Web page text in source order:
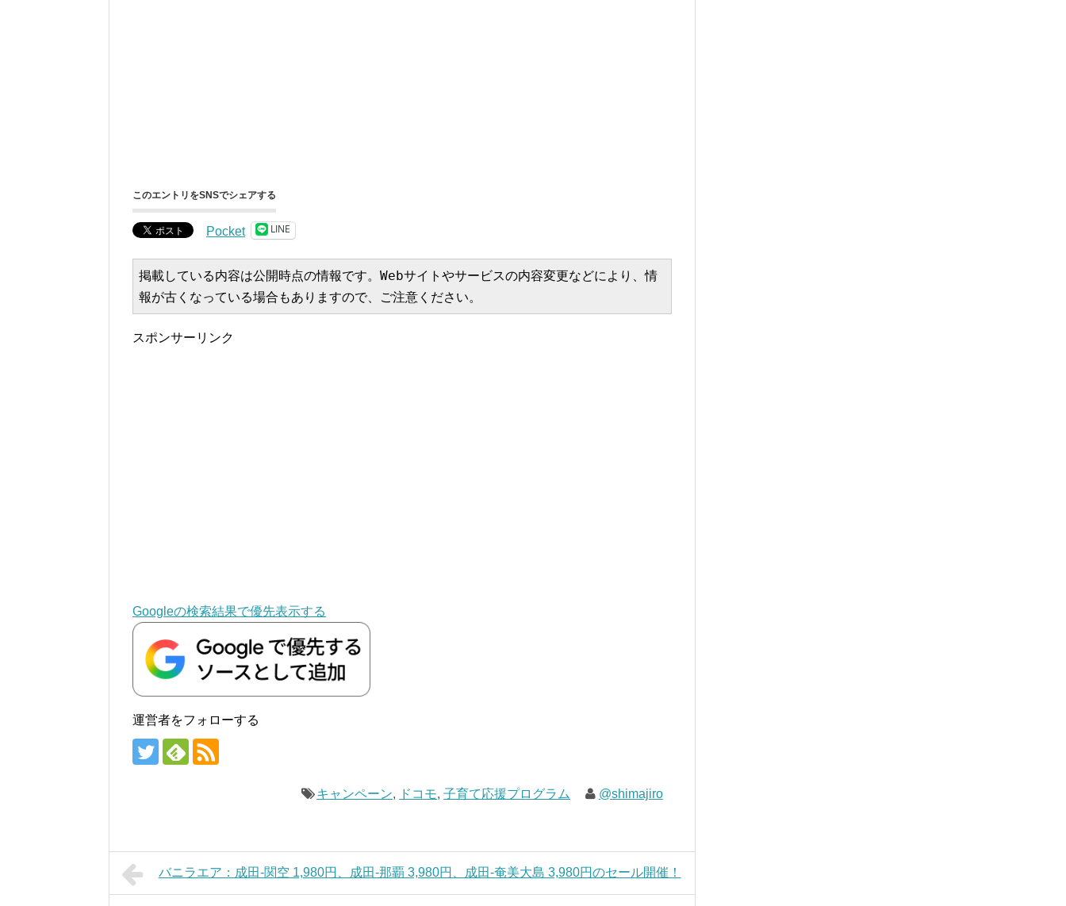
このエントリをSNSでシェアする
Pocket LINE
掲載している内容は公開時点の情報です。Webサイトやサービスの内容変更などにより、情
報が古くなっている場合もありますので、ご注意ください。
スポンサーリンク
Googleの検索結果で優先表示する
運営者をフォローする
キャンペーン, ドコモ,子育て応援プログラム @shimajiro
バニラエア：成田-関空 1,980円、成田-那覇 3,980円、成田-奄美大島 3,980円のセール開催！